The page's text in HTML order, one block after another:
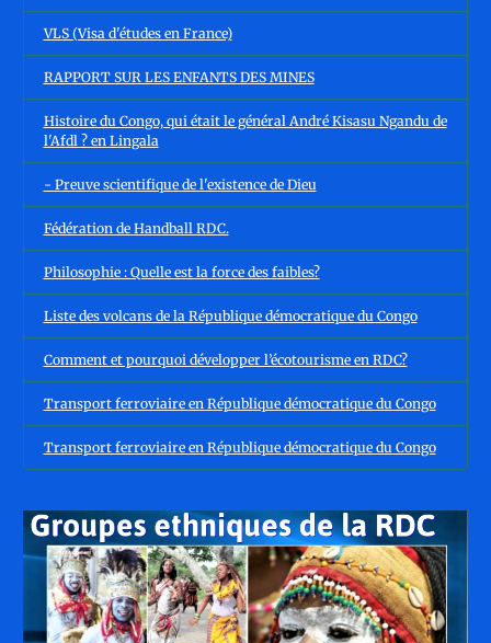
VLS (Visa d'études en France)
RAPPORT SUR LES ENFANTS DES MINES
Histoire du Congo, qui était le général André Kisasu Ngandu de
l'Afdl ? en Lingala
- Preuve scientifique de l'existence de Dieu
Fédération de Handball RDC.
Philosophie : Quelle est la force des faibles?
Liste des volcans de la République démocratique du Congo
Comment et pourquoi développer l’écotourisme en RDC?
Transport ferroviaire en République démocratique du Congo
Transport ferroviaire en République démocratique du Congo